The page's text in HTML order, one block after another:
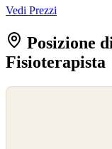
Vedi Prezzi
Posizione
Fisioterapista